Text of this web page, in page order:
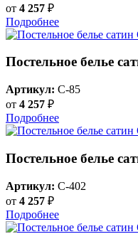
от 4 257 ₽
Подробнее
Постельное белье
Артикул: C-85
от 4 257 ₽
Подробнее
Постельное белье
Артикул: C-402
от 4 257 ₽
Подробнее